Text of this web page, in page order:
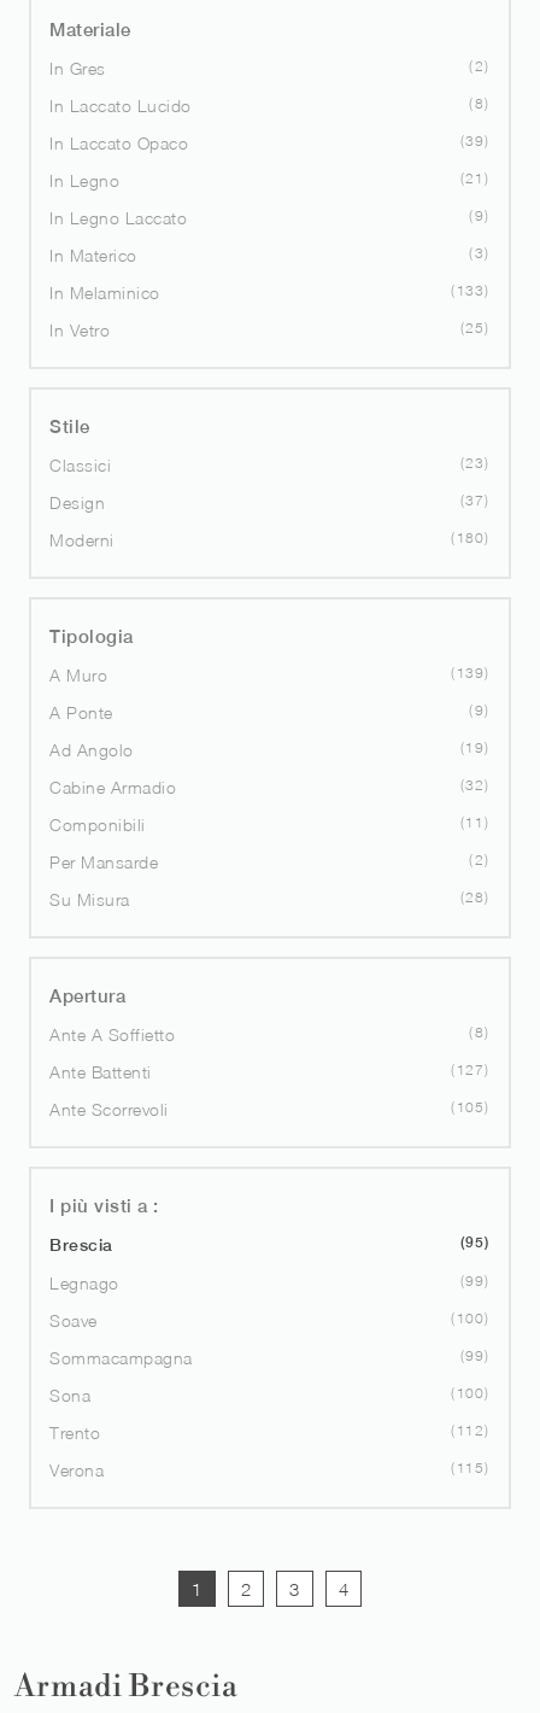
Materiale
In Gres
2
In Laccato Lucido 8
In Laccato Opaco 39
In Legno 21
In Legno Laccato 9
In Materico 3
In Melaminico 133
In Vetro 25
Stile
Classici
23
Design 37
Moderni 180
Tipologia
A Muro
139
A Ponte 9
Ad Angolo 19
Cabine Armadio 32
Componibili 11
Per Mansarde 2
Su Misura 28
Apertura
Ante A Soffietto
8
Ante Battenti 127
Ante Scorrevoli 105
I più visti a :
Brescia 95
Legnago 99
Soave 100
Sommacampagna 99
Sona 100
Trento 112
Verona 115
1 2 3 4
Armadi Brescia